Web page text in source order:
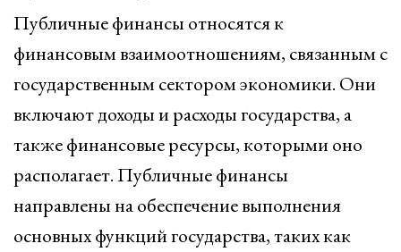
Публичные финансы относятся к
финансовым взаимоотношениям, связанным с
государственным сектором экономики. Они
включают доходы и расходы государства, а
также финансовые ресурсы, которыми оно
располагает. Публичные финансы
направлены на обеспечение выполнения
основных функций государства, таких как